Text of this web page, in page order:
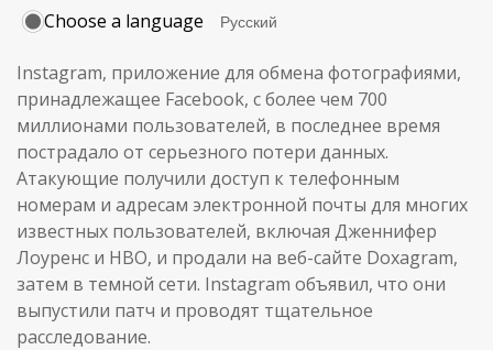
Choose a language
Instagram, приложение для обмена фотографиями,
принадлежащее Facebook, с более чем 700
миллионами пользователей, в последнее время
пострадало от серьезного потери данных.
Атакующие получили доступ к телефонным
номерам и адресам электронной почты для многих
известных пользователей, включая Дженнифер
Лоуренс и HBO, и продали на веб-сайте Doxagram,
затем в темной сети. Instagram объявил, что они
выпустили патч и проводят тщательное
расследование.